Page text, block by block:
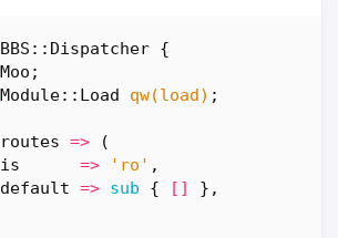
BBS::Dispatcher {
Moo ;
Module::Load qw(load) ;
routes =>
(
is
=> 'ro' ,
default => sub { []
},